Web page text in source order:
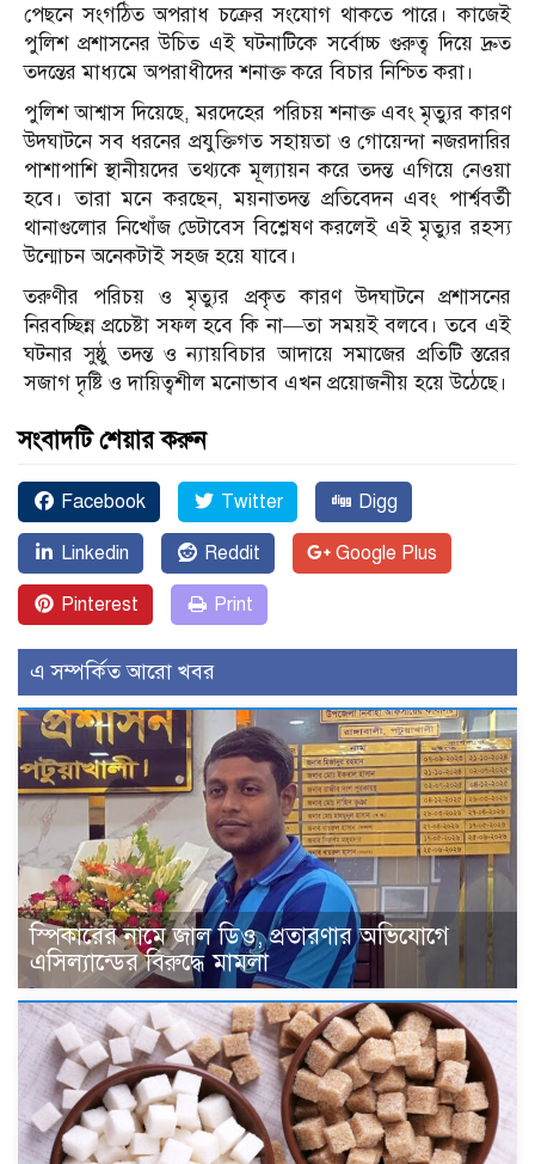
পেছনে সংগঠিত অপরাধ চক্রের সংযোগ থাকতে পারে। কাজেই
পুলিশ প্রশাসনের উচিত এই ঘটনাটিকে সর্বোচ্চ গুরুত্ব দিয়ে দ্রুত
তদন্তের মাধ্যমে অপরাধীদের শনাক্ত করে বিচার নিশ্চিত করা।
পুলিশ আশ্বাস দিয়েছে, মরদেহের পরিচয় শনাক্ত এবং মৃত্যুর কারণ
উদঘাটনে সব ধরনের প্রযুক্তিগত সহায়তা ও গোয়েন্দা নজরদারির
পাশাপাশি স্থানীয়দের তথ্যকে মূল্যায়ন করে তদন্ত এগিয়ে নেওয়া
হবে। তারা মনে করছেন, ময়নাতদন্ত প্রতিবেদন এবং পার্শ্ববর্তী
থানাগুলোর নিখোঁজ ডেটাবেস বিশ্লেষণ করলেই এই মৃত্যুর রহস্য
উন্মোচন অনেকটাই সহজ হয়ে যাবে।
তরুণীর পরিচয় ও মৃত্যুর প্রকৃত কারণ উদঘাটনে প্রশাসনের
নিরবচ্ছিন্ন প্রচেষ্টা সফল হবে কি না—তা সময়ই বলবে। তবে এই
ঘটনার সুষ্ঠু তদন্ত ও ন্যায়বিচার আদায়ে সমাজের প্রতিটি স্তরের
সজাগ দৃষ্টি ও দায়িত্বশীল মনোভাব এখন প্রয়োজনীয় হয়ে উঠেছে।
সংবাদটি শেয়ার করুন
Facebook Twitter Digg
Linkedin Reddit Google Plus
Pinterest Print
এ সম্পর্কিত আরো খবর
স্পিকারের নামে জাল ডিও, প্রতারণার অভিযোগে
এসিল্যান্ডের বিরুদ্ধে মামলা